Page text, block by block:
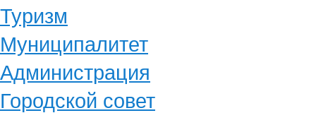
Туризм
Муниципалитет
Администрация
Городской совет